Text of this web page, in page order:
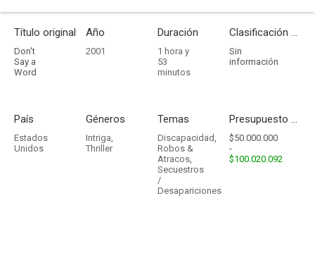
Título original
Don't
Say a
Word
Año
2001
Duración
1 hora y
53
minutos
Clasificación por edades
Sin
información
País
Estados
Unidos
Géneros
Intriga,
Thriller
Temas
Discapacidad,
Robos &
Atracos,
Secuestros
/
Desapariciones
Presupuesto - Ingresos
$50.000.000
-
$100.020.092